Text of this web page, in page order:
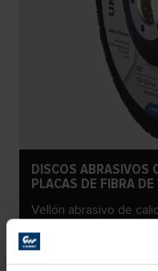
DISCOS ABRASIVOS
PLACAS DE FIBRA DE
Vellón abrasivo de
preparar superficies
trabajos de acabado en